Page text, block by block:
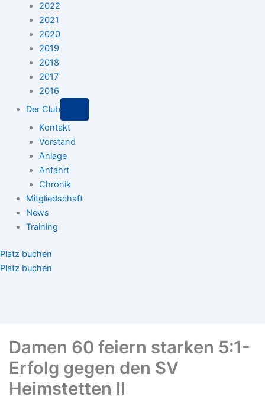
2022
2021
2020
2019
2018
2017
2016
Der Club
Kontakt
Vorstand
Anlage
Anfahrt
Chronik
Mitgliedschaft
News
Training
Platz buchen
Platz buchen
Damen 60 feiern starken 5:1-
Erfolg gegen den SV
Heimstetten II